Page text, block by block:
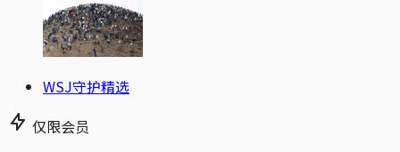
WSJ守护精选
仅限会员